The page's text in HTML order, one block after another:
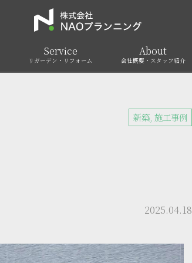
Service
リガーデン・リフォーム
About
会社概要・スタッフ紹介
新築, 施工事例
2025.04.18